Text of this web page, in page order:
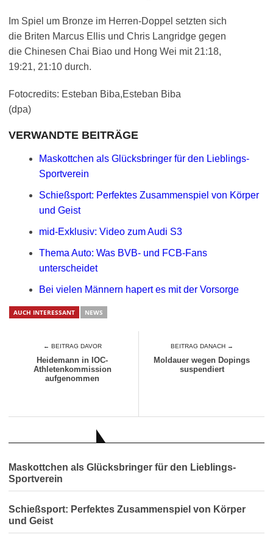
Im Spiel um Bronze im Herren-Doppel setzten sich
die Briten Marcus Ellis und Chris Langridge gegen
die Chinesen Chai Biao und Hong Wei mit 21:18,
19:21, 21:10 durch.
Fotocredits: Esteban Biba,Esteban Biba
(dpa)
VERWANDTE BEITRÄGE
Maskottchen als Glücksbringer für den Lieblings-
Sportverein
Schießsport: Perfektes Zusammenspiel von Körper
und Geist
mid-Exklusiv: Video zum Audi S3
Thema Auto: Was BVB- und FCB-Fans
unterscheidet
Bei vielen Männern hapert es mit der Vorsorge
AUCH INTERESSANT NEWS
← BEITRAG DAVOR
Heidemann in IOC-
Athletenkommission
aufgenommen
BEITRAG DANACH →
Moldauer wegen Dopings
suspendiert
Maskottchen als Glücksbringer für den Lieblings-
Sportverein
Schießsport: Perfektes Zusammenspiel von Körper
und Geist